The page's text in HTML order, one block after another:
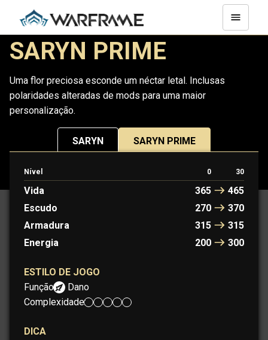
SARYN PRIME
Uma flor preciosa esconde um néctar letal. Inclusas
polaridades alteradas de mods para uma maior
personalização.
SARYN SARYN PRIME
Nível 0 30
Vida 365
465
Escudo
270
370
Armadura
315
315
Energia
200 300
ESTILO DE JOGO
Função:
Dano
Complexidade:
DICA